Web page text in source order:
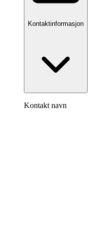
Kontaktinformasjon
Kontakt navn